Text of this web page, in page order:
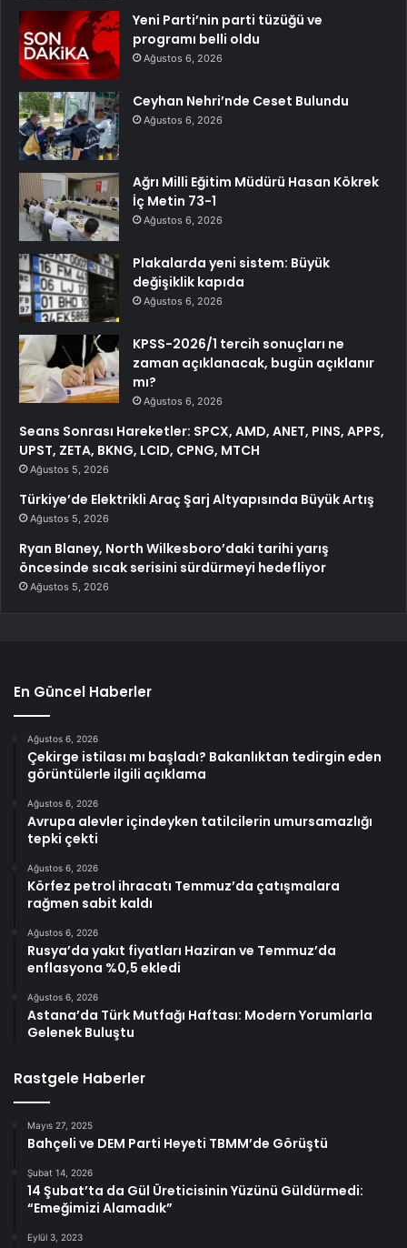
Yeni Parti’nin parti tüzüğü ve
programı belli oldu
Ağustos 6, 2026
Ceyhan Nehri’nde Ceset Bulundu
Ağustos 6, 2026
Ağrı Milli Eğitim Müdürü Hasan Kökrek
İç Metin 73-1
Ağustos 6, 2026
Plakalarda yeni sistem: Büyük
değişiklik kapıda
Ağustos 6, 2026
KPSS-2026/1 tercih sonuçları ne
zaman açıklanacak, bugün açıklanır
mı?
Ağustos 6, 2026
Seans Sonrası Hareketler: SPCX, AMD, ANET, PINS, APPS,
UPST, ZETA, BKNG, LCID, CPNG, MTCH
Ağustos 5, 2026
Türkiye’de Elektrikli Araç Şarj Altyapısında Büyük Artış
Ağustos 5, 2026
Ryan Blaney, North Wilkesboro’daki tarihi yarış
öncesinde sıcak serisini sürdürmeyi hedefliyor
Ağustos 5, 2026
En Güncel Haberler
Ağustos 6, 2026
Çekirge istilası mı başladı? Bakanlıktan tedirgin eden
görüntülerle ilgili açıklama
Ağustos 6, 2026
Avrupa alevler içindeyken tatilcilerin umursamazlığı
tepki çekti
Ağustos 6, 2026
Körfez petrol ihracatı Temmuz’da çatışmalara
rağmen sabit kaldı
Ağustos 6, 2026
Rusya’da yakıt fiyatları Haziran ve Temmuz’da
enflasyona %0,5 ekledi
Ağustos 6, 2026
Astana’da Türk Mutfağı Haftası: Modern Yorumlarla
Gelenek Buluştu
Rastgele Haberler
Mayıs 27, 2025
Bahçeli ve DEM Parti Heyeti TBMM’de Görüştü
Şubat 14, 2026
14 Şubat’ta da Gül Üreticisinin Yüzünü Güldürmedi:
“Emeğimizi Alamadık”
Eylül 3, 2023